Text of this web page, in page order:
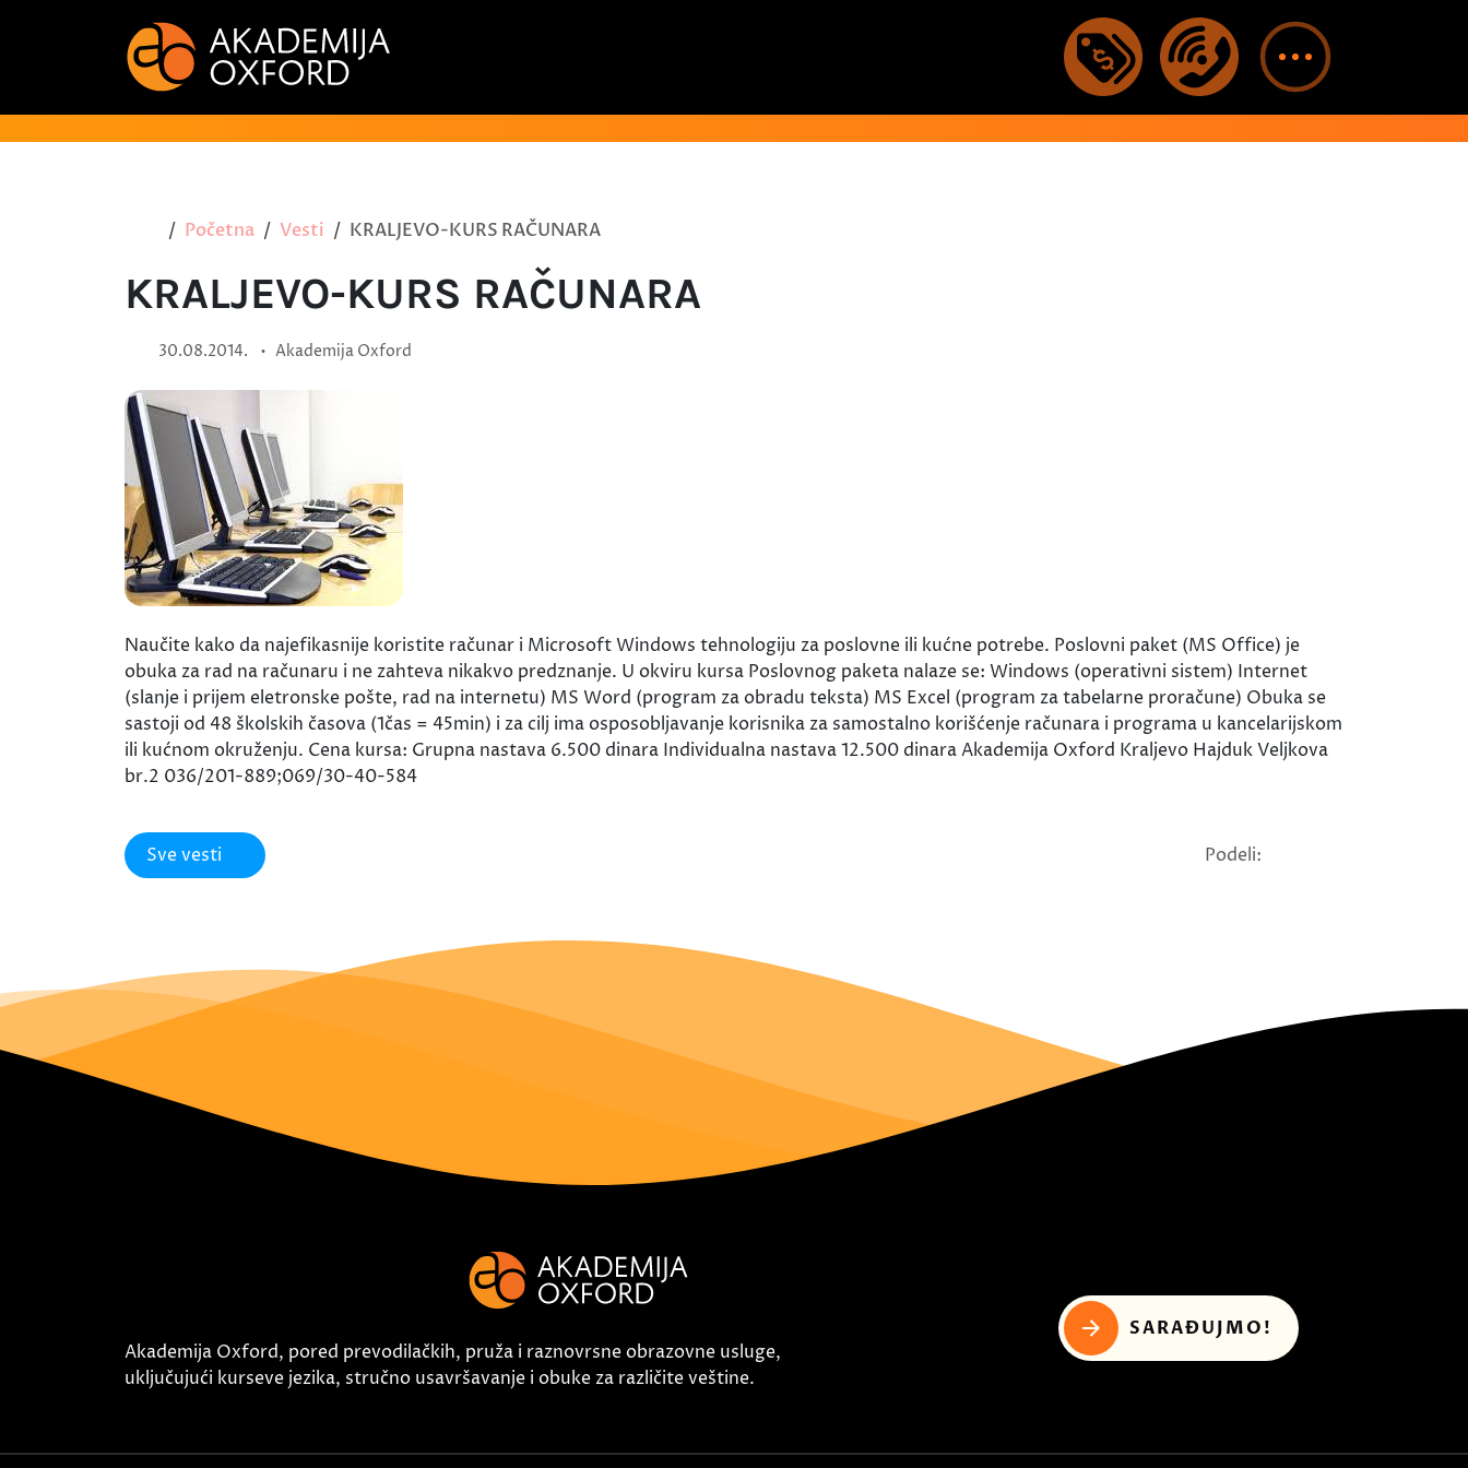
Početna Vesti KRALJEVO-KURS RAČUNARA
KRALJEVO-KURS RAČUNARA
30.08.2014. • Akademija Oxford
Naučite kako da najefikasnije koristite računar i Microsoft Windows tehnologiju za poslovne ili kućne potrebe. Poslovni paket (MS Office) je
obuka za rad na računaru i ne zahteva nikakvo predznanje. U okviru kursa Poslovnog paketa nalaze se: Windows (operativni sistem) Internet
(slanje i prijem eletronske pošte, rad na internetu) MS Word (program za obradu teksta) MS Excel (program za tabelarne proračune) Obuka se
sastoji od 48 školskih časova (1čas = 45min) i za cilj ima osposobljavanje korisnika za samostalno korišćenje računara i programa u kancelarijskom
ili kućnom okruženju. Cena kursa: Grupna nastava 6.500 dinara Individualna nastava 12.500 dinara Akademija Oxford Kraljevo Hajduk Veljkova
br.2 036/201-889;069/30-40-584
Sve vesti Podeli:
Akademija Oxford, pored prevodilačkih, pruža i raznovrsne obrazovne usluge,
uključujući kurseve jezika, stručno usavršavanje i obuke za različite veštine.
SARAĐUJMO!